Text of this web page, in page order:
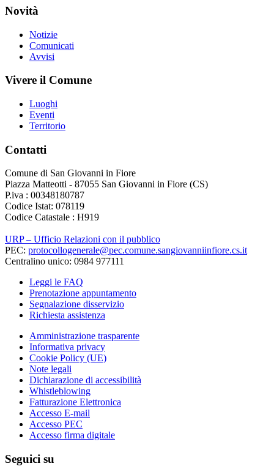
Novità
Notizie
Comunicati
Avvisi
Vivere il Comune
Luoghi
Eventi
Territorio
Contatti
Comune di San Giovanni in Fiore
Piazza Matteotti - 87055 San Giovanni in Fiore (CS)
P.iva : 00348180787
Codice Istat: 078119
Codice Catastale : H919
URP – Ufficio Relazioni con il pubblico
PEC: protocollogenerale@pec.comune.sangiovanniinfiore.cs.it
Centralino unico: 0984 977111
Leggi le FAQ
Prenotazione appuntamento
Segnalazione disservizio
Richiesta assistenza
Amministrazione trasparente
Informativa privacy
Cookie Policy (UE)
Note legali
Dichiarazione di accessibilità
Whistleblowing
Fatturazione Elettronica
Accesso E-mail
Accesso PEC
Accesso firma digitale
Seguici su